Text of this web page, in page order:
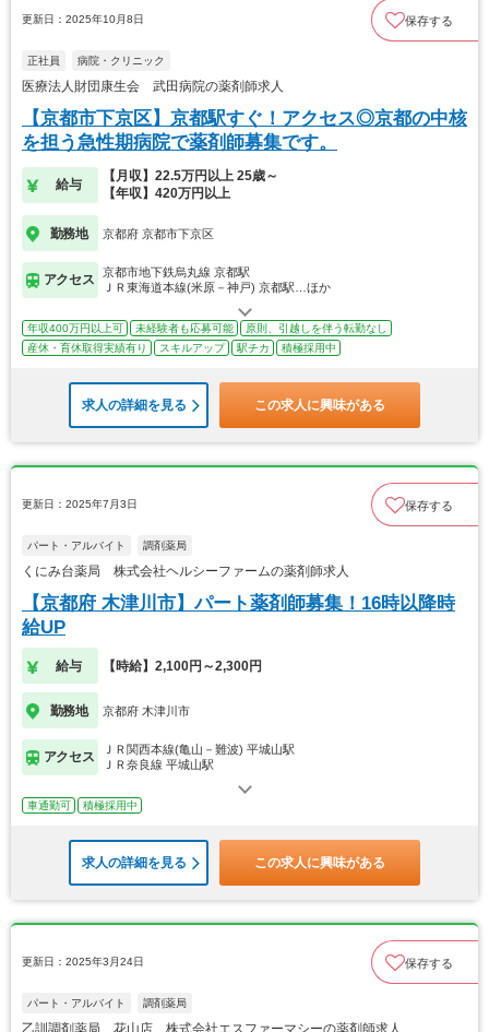
更新日：2025年10月8日 保存する
正社員 病院・クリニック
医療法人財団康生会 武田病院の薬剤師求人
【京都市下京区】京都駅すぐ！アクセス◎京都の中核
を担う急性期病院で薬剤師募集です。
給与
【月収】22.5万円以上 25歳～
【年収】420万円以上
勤務地 京都府 京都市下京区
アクセス
京都市地下鉄烏丸線 京都駅
ＪＲ東海道本線(米原－神戸) 京都駅…ほか
年収400万円以上可 未経験者も応募可能
原則、引越しを伴う転勤なし
産休・育休取得実績有り
スキルアップ 駅チカ 積極採用中
求人の詳細を見る この求人に興味がある
更新日：2025年7月3日 保存する
パート・アルバイト 調剤薬局
くにみ台薬局 株式会社ヘルシーファームの薬剤師求人
【京都府 木津川市】パート薬剤師募集！16時以降時
給UP
給与 【時給】2,100円～2,300円
勤務地 京都府 木津川市
アクセス
ＪＲ関西本線(亀山－難波) 平城山駅
ＪＲ奈良線 平城山駅
車通勤可 積極採用中
求人の詳細を見る この求人に興味がある
更新日：2025年3月24日 保存する
パート・アルバイト 調剤薬局